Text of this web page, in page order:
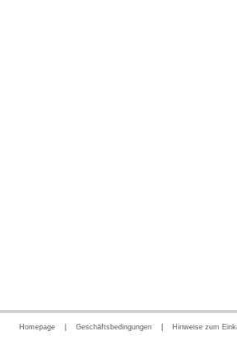
Homepage Geschäftsbedingungen Hinweise zum